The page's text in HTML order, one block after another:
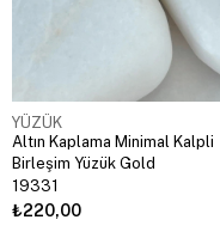
YÜZÜK
Altın Kaplama Minimal Kalpli
Birleşim Yüzük Gold
19331
₺220,00